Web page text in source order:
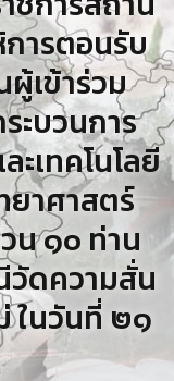
การตอนรับ
เข้าร่วม
ะบวนการ
ะเทคโนโลยี
าศาสตร์
น ๑๐ ท่าน
วัดความสั่น
ในวันที่ ๒๑